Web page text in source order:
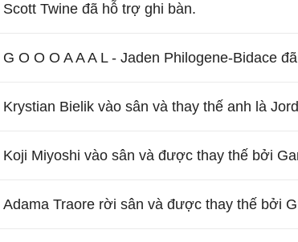
Scott Twine đã hỗ trợ ghi bàn.
G O O O A A A L - Jaden Philogene-Bidace
Krystian Bielik vào sân và thay thế anh là
Koji Miyoshi vào sân và được thay thế bởi
Adama Traore rời sân và được thay thế bởi